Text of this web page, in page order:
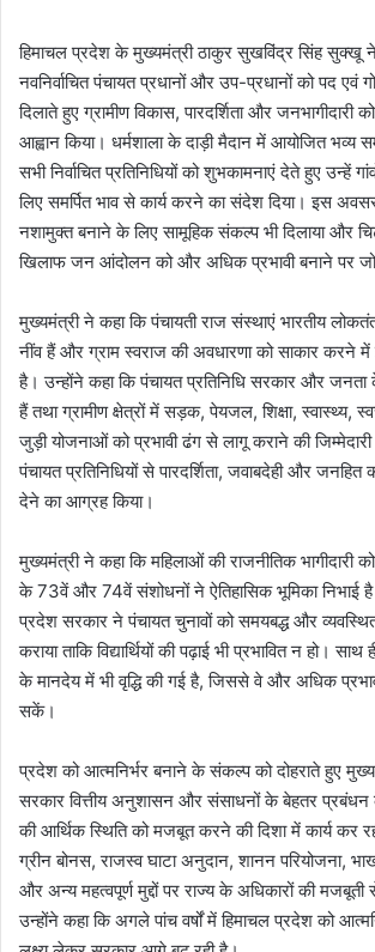
हिमाचल प्रदेश के मुख्यमंत्री ठाकुर सुखविंद्र सिंह सुक्खू
नवनिर्वाचित पंचायत प्रधानों और उप-प्रधानों को पद एवं
दिलाते हुए ग्रामीण विकास, पारदर्शिता और जनभागीदारी
आह्वान किया। धर्मशाला के दाड़ी मैदान में आयोजित भव्य
सभी निर्वाचित प्रतिनिधियों को शुभकामनाएं देते हुए उन्हें
लिए समर्पित भाव से कार्य करने का संदेश दिया। इस
नशामुक्त बनाने के लिए सामूहिक संकल्प भी दिलाया और
खिलाफ जन आंदोलन को और अधिक प्रभावी बनाने पर
मुख्यमंत्री ने कहा कि पंचायती राज संस्थाएं भारतीय
नींव हैं और ग्राम स्वराज की अवधारणा को साकार करने में
है। उन्होंने कहा कि पंचायत प्रतिनिधि सरकार और
हैं तथा ग्रामीण क्षेत्रों में सड़क, पेयजल, शिक्षा, स्वास्थ्य,
जुड़ी योजनाओं को प्रभावी ढंग से लागू कराने की
पंचायत प्रतिनिधियों से पारदर्शिता, जवाबदेही और जनहित
देने का आग्रह किया।
मुख्यमंत्री ने कहा कि महिलाओं की राजनीतिक भागीदारी
के 73वें और 74वें संशोधनों ने ऐतिहासिक भूमिका निभाई
प्रदेश सरकार ने पंचायत चुनावों को समयबद्ध और
कराया ताकि विद्यार्थियों की पढ़ाई भी प्रभावित न हो। साथ
के मानदेय में भी वृद्धि की गई है, जिससे वे और अधिक
सकें।
प्रदेश को आत्मनिर्भर बनाने के संकल्प को दोहराते हुए
सरकार वित्तीय अनुशासन और संसाधनों के बेहतर प्रबंधन
की आर्थिक स्थिति को मजबूत करने की दिशा में कार्य कर
ग्रीन बोनस, राजस्व घाटा अनुदान, शानन परियोजना,
और अन्य महत्वपूर्ण मुद्दों पर राज्य के अधिकारों की मजबूती
उन्होंने कहा कि अगले पांच वर्षों में हिमाचल प्रदेश को